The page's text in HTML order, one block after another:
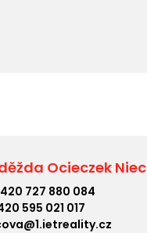
Ocieczek Niec
727 880 084
595 021 017